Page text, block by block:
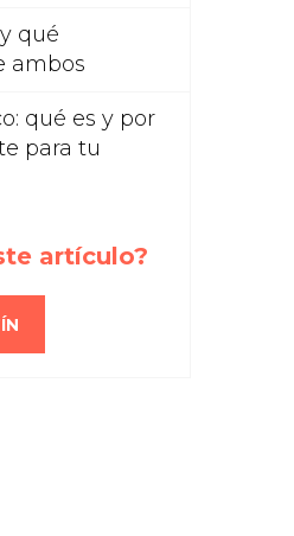
qué
ambos
qué es y por
para tu
artículo?